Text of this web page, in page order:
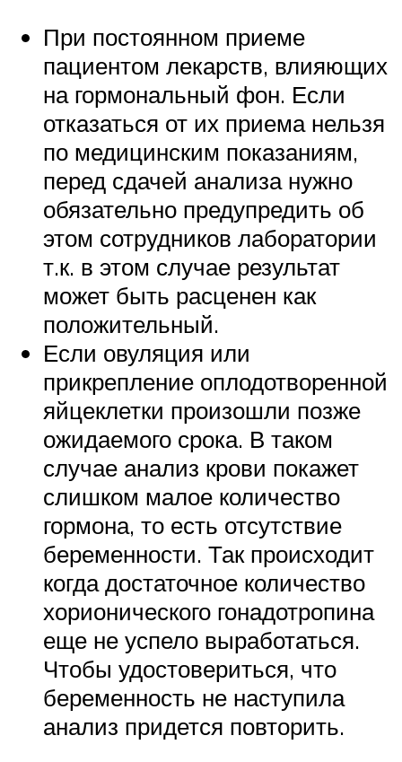
При постоянном приеме
пациентом лекарств, влияющих
на гормональный фон. Если
отказаться от их приема нельзя
по медицинским показаниям,
перед сдачей анализа нужно
обязательно предупредить об
этом сотрудников лаборатории
т.к. в этом случае результат
может быть расценен как
положительный.
Если овуляция или
прикрепление оплодотворенной
яйцеклетки произошли позже
ожидаемого срока. В таком
случае анализ крови покажет
слишком малое количество
гормона, то есть отсутствие
беременности. Так происходит
когда достаточное количество
хорионического гонадотропина
еще не успело выработаться.
Чтобы удостовериться, что
беременность не наступила
анализ придется повторить.